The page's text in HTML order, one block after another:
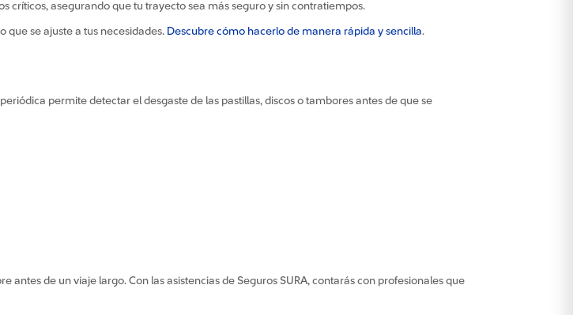
críticos, asegurando que tu trayecto sea más seguro y sin contratiempos.
que se ajuste a tus necesidades. Descubre cómo hacerlo de manera rápida y sencilla.
permite detectar el desgaste de las pastillas, discos o tambores antes de que se
antes de un viaje largo. Con las asistencias de Seguros SURA, contarás con profesionales que